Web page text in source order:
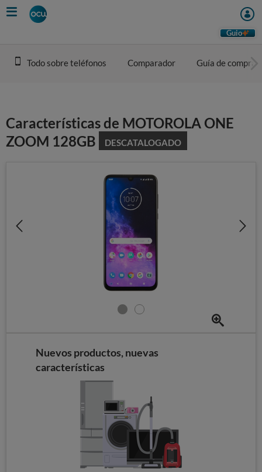
Skip
to
Guio
Todo sobre teléfonos Comparador Guía de compra
Características de MOTOROLA ONE
ZOOM 128GB
DESCATALOGADO
Nuevos productos, nuevas
características